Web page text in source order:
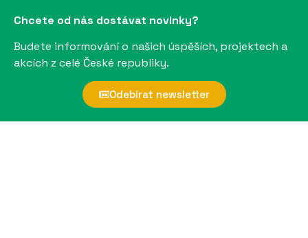
Chcete od nás dostávat novinky?
Budete informování o našich úspěších, projektech a
akcích z celé České republiky.
Odebírat newsletter